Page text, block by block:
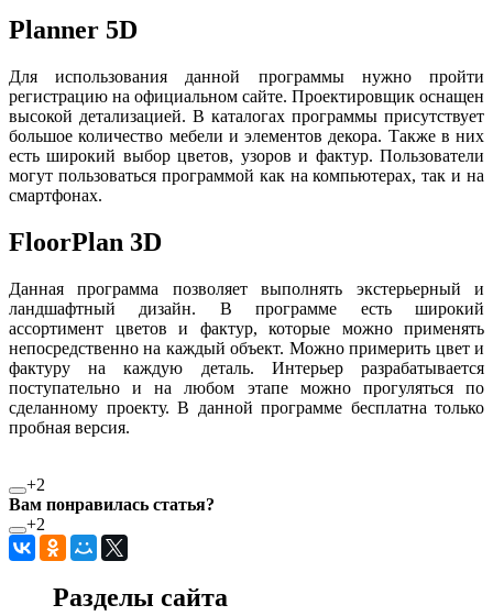
Planner 5D
Для использования данной программы нужно пройти
регистрацию на официальном сайте. Проектировщик оснащен
высокой детализацией. В каталогах программы присутствует
большое количество мебели и элементов декора. Также в них
есть широкий выбор цветов, узоров и фактур. Пользователи
могут пользоваться программой как на компьютерах, так и на
смартфонах.
FloorPlan 3D
Данная программа позволяет выполнять экстерьерный и
ландшафтный дизайн. В программе есть широкий
ассортимент цветов и фактур, которые можно применять
непосредственно на каждый объект. Можно примерить цвет и
фактуру на каждую деталь. Интерьер разрабатывается
поступательно и на любом этапе можно прогуляться по
сделанному проекту. В данной программе бесплатна только
пробная версия.
+2
Вам понравилась статья?
+2
Разделы сайта